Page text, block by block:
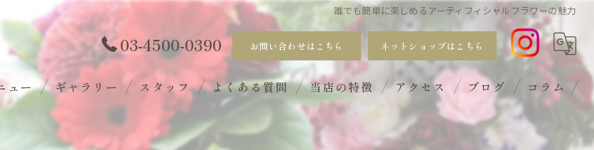
誰でも簡単に楽しめるアーティフィシャルフラワーの魅力
03-4500-0390 お問い合わせはこちら ネットショップはこちら
ュー ギャラリー スタッフ よくある質問 当店の特徴
おしゃれ
アクセス ブログ コラム